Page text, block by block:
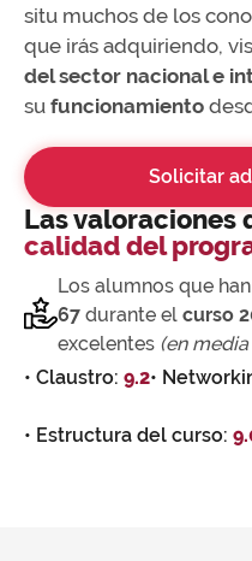
situ muchos de los
que irás adquiriendo,
del sector nacional e
su funcionamiento
Solicitar
Las valoraciones
calidad del
Los alumnos que
67 durante el curso
excelentes (en
• Claustro: 9.2•
• Estructura del curso: